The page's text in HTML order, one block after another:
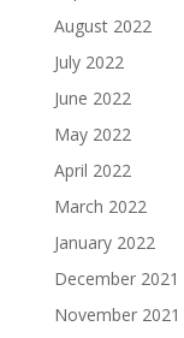
August 2022
July 2022
June 2022
May 2022
April 2022
March 2022
January 2022
December 2021
November 2021